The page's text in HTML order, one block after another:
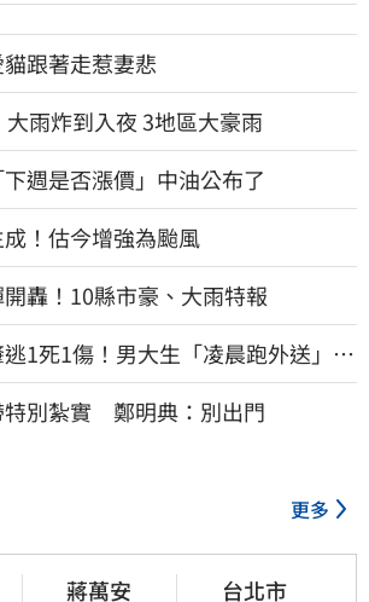
跟著走惹妻悲
雨炸到入夜 3地區大豪雨
週是否漲價」中油公布了
！估今增強為颱風
轟！10縣市豪、大雨特報
1死1傷！男大生「凌晨跑外送」挨
解
特別紮實 鄭明典：別出門
更多
蔣萬安 台北市